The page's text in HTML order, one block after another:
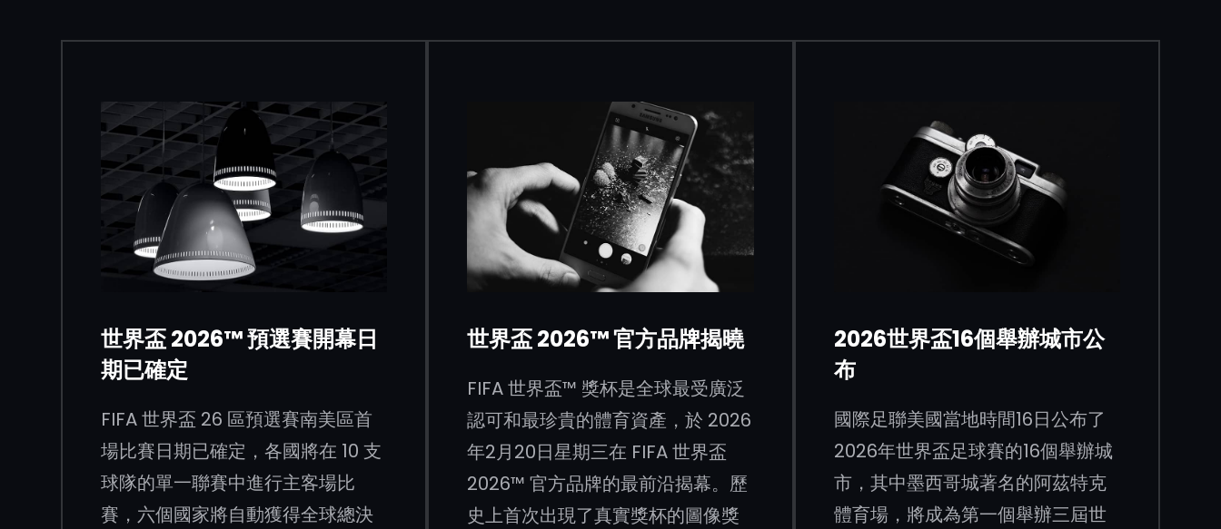
世界盃 2026™ 預選賽開幕日
期已確定
FIFA 世界盃 26 區預選賽南美區首
場比賽日期已確定，各國將在 10 支
球隊的單一聯賽中進行主客場比
賽，六個國家將自動獲得全球總決
世界盃 2026™ 官方品牌揭曉
FIFA 世界盃™ 獎杯是全球最受廣泛
認可和最珍貴的體育資產，於 2026
年2月20日星期三在 FIFA 世界盃
2026™ 官方品牌的最前沿揭幕。歷
史上首次出現了真實獎杯的圖像獎
2026世界盃16個舉辦城市公
布
國際足聯美國當地時間16日公布了
2026年世界盃足球賽的16個舉辦城
市，其中墨西哥城著名的阿茲特克
體育場，將成為第一個舉辦三屆世